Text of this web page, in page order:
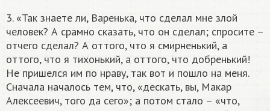
3. «Так знаете ли, Варенька, что сделал мне злой
человек? А срамно сказать, что он сделал; спросите –
отчего сделал? А оттого, что я смирненький, а
оттого, что я тихонький, а оттого, что добренький!
Не пришелся им по нраву, так вот и пошло на меня.
Сначала началось тем, что, «дескать, вы, Макар
Алексеевич, того да сего»; а потом стало – «что,